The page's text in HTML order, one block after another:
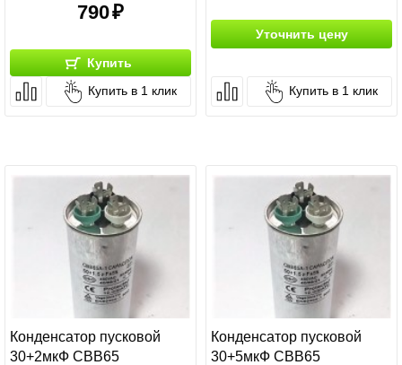
790
Купить
Купить в 1 клик
Уточнить цену
Купить в 1 клик
Конденсатор пусковой
30+2мкФ СВВ65
Конденсатор пусковой
30+5мкФ СВВ65